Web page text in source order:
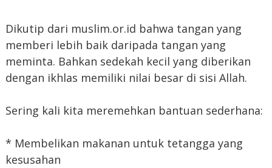
Dikutip dari muslim.or.id bahwa tangan yang
memberi lebih baik daripada tangan yang
meminta. Bahkan sedekah kecil yang diberikan
dengan ikhlas memiliki nilai besar di sisi Allah.
Sering kali kita meremehkan bantuan sederhana:
* Membelikan makanan untuk tetangga yang
kesusahan